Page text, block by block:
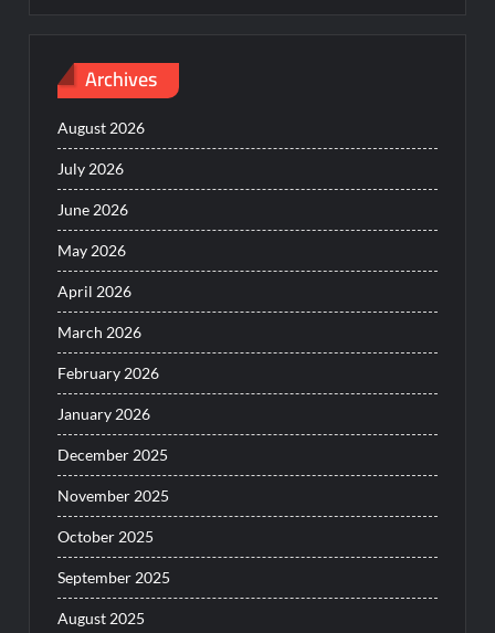
Archives
August 2026
July 2026
June 2026
May 2026
April 2026
March 2026
February 2026
January 2026
December 2025
November 2025
October 2025
September 2025
August 2025